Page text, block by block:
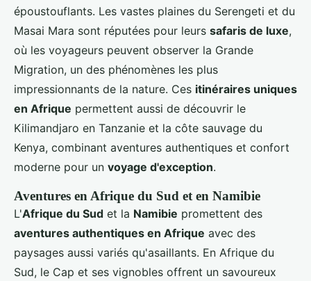
époustouflants. Les vastes plaines du Serengeti et du
Masai Mara sont réputées pour leurs safaris de luxe,
où les voyageurs peuvent observer la Grande
Migration, un des phénomènes les plus
impressionnants de la nature. Ces itinéraires uniques
en Afrique permettent aussi de découvrir le
Kilimandjaro en Tanzanie et la côte sauvage du
Kenya, combinant aventures authentiques et confort
moderne pour un voyage d'exception.
Aventures en Afrique du Sud et en Namibie
L'Afrique du Sud et la Namibie promettent des
aventures authentiques en Afrique avec des
paysages aussi variés qu'asaillants. En Afrique du
Sud, le Cap et ses vignobles offrent un savoureux